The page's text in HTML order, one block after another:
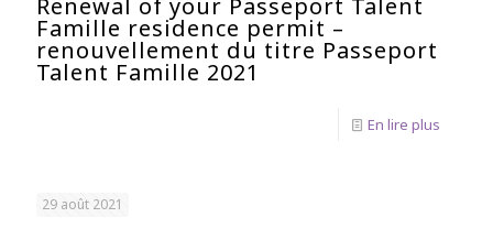
Renewal of your Passeport Talent
Famille residence permit –
renouvellement du titre Passeport
Talent Famille 2021
En lire plus
29 août 2021